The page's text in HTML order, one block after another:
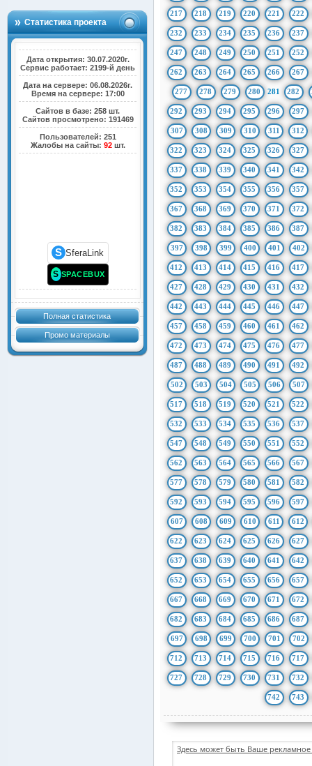
Статистика проекта
Дата открытия: 30.07.2020г.
Сервис работает: 2199-й день
Дата на сервере: 06.08.2026г.
Время на сервере: 17:00
Сайтов в базе: 258 шт.
Сайтов просмотрено: 191469
Пользователей: 251
Жалобы на сайты: 92шт.
S SferaLink
S SPACEBUX
Полная статистика
Промо материалы
217 218 219 220 221 222
232 233 234 235 236 237
247 248 249 250 251 252
262 263 264 265 266 267
277 278 279 280 281 282
292 293 294 295 296 297
307 308 309 310 311 312
322 323 324 325 326 327
337 338 339 340 341 342
352 353 354 355 356 357
367 368 369 370 371 372
382 383 384 385 386 387
397 398 399 400 401 402
412 413 414 415 416 417
427 428 429 430 431 432
442 443 444 445 446 447
457 458 459 460 461 462
472 473 474 475 476 477
487 488 489 490 491 492
502 503 504 505 506 507
517 518 519 520 521 522
532 533 534 535 536 537
547 548 549 550 551 552
562 563 564 565 566 567
577 578 579 580 581 582
592 593 594 595 596 597
607 608 609 610 611 612
622 623 624 625 626 627
637 638 639 640 641 642
652 653 654 655 656 657
667 668 669 670 671 672
682 683 684 685 686 687
697 698 699 700 701 702
712 713 714 715 716 717
727 728 729 730 731 732
742 743
Здесь может быть Ваше